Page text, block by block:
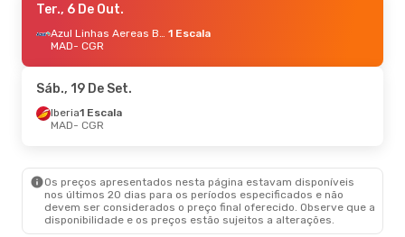
Ter., 6 De Out.
Azul Linhas Aereas Brasileiras 1 Escala
MAD- CGR
Sáb., 19 De Set.
Iberia1 Escala
MAD- CGR
Os preços apresentados nesta página estavam disponíveis
nos últimos 20 dias para os períodos especificados e não
devem ser considerados o preço final oferecido. Observe que a
disponibilidade e os preços estão sujeitos a alterações.